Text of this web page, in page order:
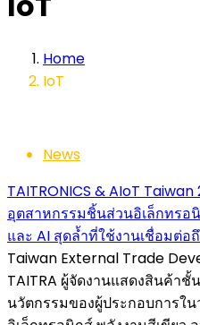
Home
IoT
News
TAITRONICS & AIoT
อุตสาหกรรมชิ้นส่วนอิเล็กทรอ
และ AI สุดล้ำที่ใช้งานเชื่อมต่อ
Taiwan External Trade
TAITRA ผู้จัดงานแสดงสินค้า
นวัตกรรมของผู้ประกอบการใ